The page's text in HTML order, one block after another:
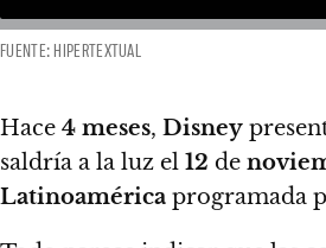
FUENTE: HIPERTEXTUAL
Hace 4 meses, Disney
saldría a la luz el 12 de
Latinoamérica programada